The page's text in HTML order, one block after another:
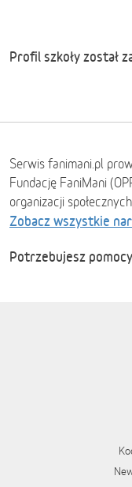
Profil szkoły został
Serwis fanimani.pl
Fundację FaniMani
organizacji
Zobacz wszystkie
Potrzebujesz